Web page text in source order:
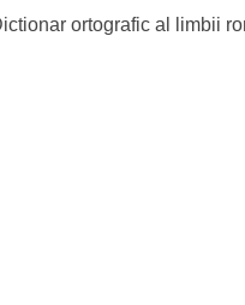
ortografic al limbii